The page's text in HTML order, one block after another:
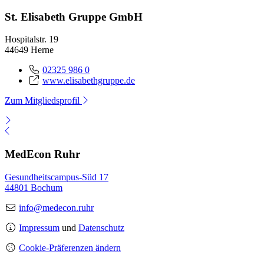
St. Elisabeth Gruppe GmbH
Hospitalstr. 19
44649 Herne
02325 986 0
www.elisabethgruppe.de
Zum Mitgliedsprofil
MedEcon Ruhr
Gesundheitscampus-Süd 17
44801 Bochum
info@medecon.ruhr
Impressum und Datenschutz
Cookie-Präferenzen ändern